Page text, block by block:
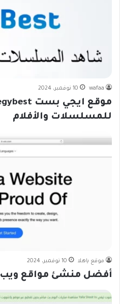
wafaa 10 نوفمبر، 2024
للمسلسلات والأفلام
موقع ياهلا 10 نوفمبر، 2024
أفضل منشئ مواقع ويب